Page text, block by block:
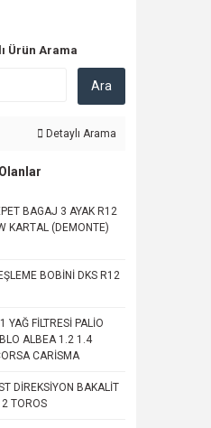
Ürün Arama
Ara
Detaylı Arama
BAGAJ 3 AYAK R12
KARTAL (DEMONTE)
BOBİNİ DKS R12
YAĞ FİLTRESİ PALİO
ALBEA 1.2 1.4
CARİSMA
DİREKSİYON BAKALİT
TOROS